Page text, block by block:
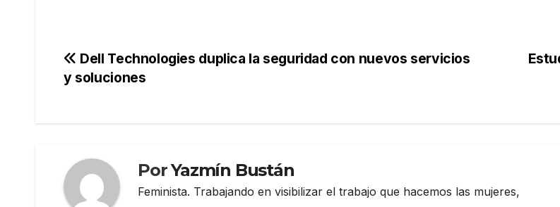
Navegación
de
Dell Technologies duplica la seguridad con nuevos servicios
y soluciones
PorYazmín Bustán
Feminista. Trabajando en visibilizar el trabajo que hacemos las mujeres,